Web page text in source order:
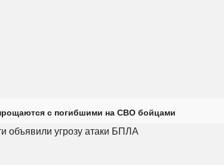
с погибшими на СВО бойцами